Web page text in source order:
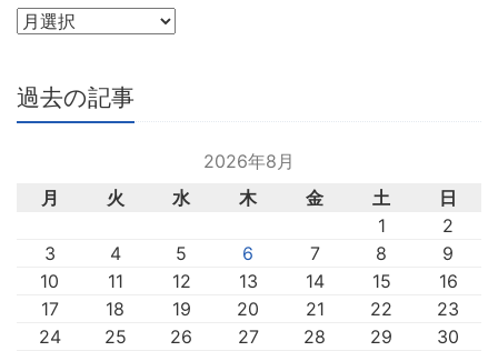
過去の記事
2026年8月
月
火 水 木 金 土
日
1
2
3
4 5 6 7 8
9
10
11 12 13 14 15
16
17
18 19 20 21 22
23
24
25 26 27 28 29
30